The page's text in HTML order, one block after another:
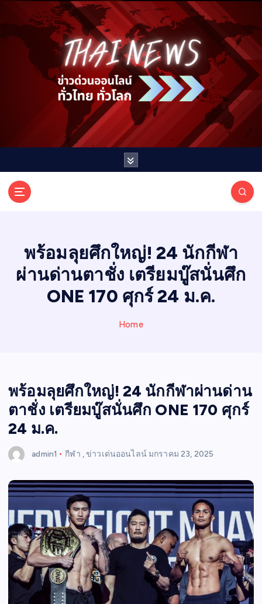
I
N
E
W
พร้อมลุยศึกใหญ่! 24 นักกีฬา
ผ่านด่านตาชั่ง เตรียมบู๊สนั่นศึก
ONE 170 ศุกร์ 24 ม.ค.
Home
พร้อมลุยศึกใหญ่! 24 นักกีฬาผ่านด่าน
ตาชั่ง เตรียมบู๊สนั่นศึก ONE 170 ศุกร์
24 ม.ค.
admin1 กีฬา ,ข่าวเด่นออนไลน์ มกราคม 23, 2025